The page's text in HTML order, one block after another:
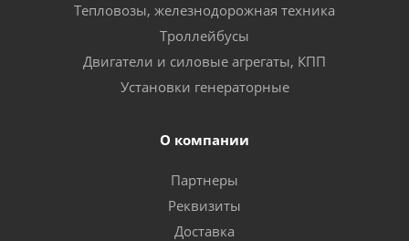
Тепловозы, железнодорожная техника
Троллейбусы
Двигатели и силовые агрегаты, КПП
Установки генераторные
О компании
Партнеры
Реквизиты
Доставка